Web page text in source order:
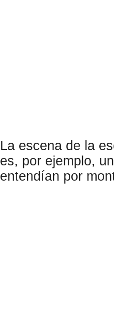
La escena de la
es, por ejemplo,
entendían por